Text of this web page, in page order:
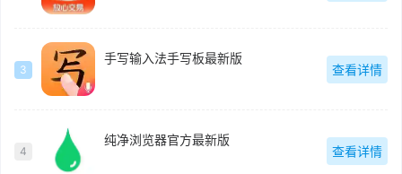
3
手写输入法手写板最新版
查看详情
4
纯净浏览器官方最新版
查看详情